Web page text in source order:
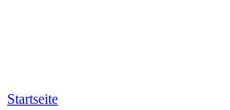
Startseite